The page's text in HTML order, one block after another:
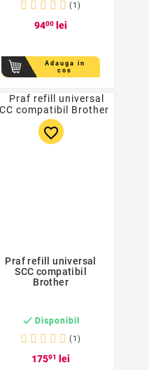
(1)
9400 lei
Adauga in
cos
favorite_border
Praf refill universal
SCC compatibil
Brother
 Disponibil
(1)
17591 lei